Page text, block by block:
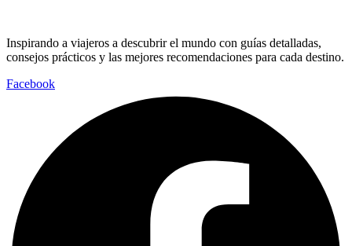
Inspirando a viajeros a descubrir el mundo con guías detalladas,
consejos prácticos y las mejores recomendaciones para cada destino.
Facebook